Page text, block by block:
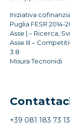
Iniziativa
Puglia FESR 2014-
Asse | – Ricerca,
Asse III –
3.8
Misura Tecnonidi
+39 081 183 73